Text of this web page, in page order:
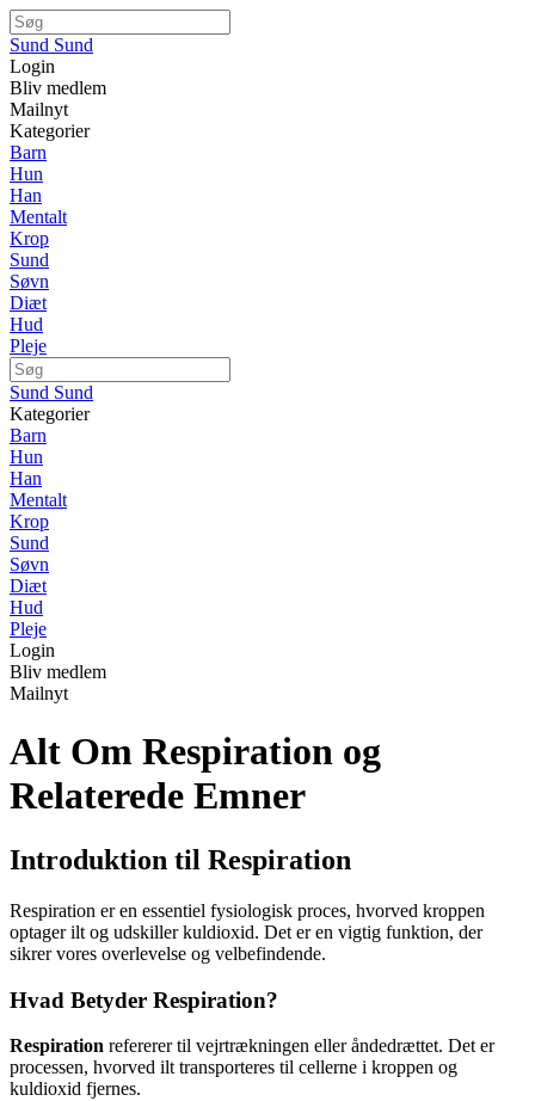
Sund Sund
Login
Bliv medlem
Mailnyt
Kategorier
Barn
Hun
Han
Mentalt
Krop
Sund
Søvn
Diæt
Hud
Pleje
Sund Sund
Kategorier
Barn
Hun
Han
Mentalt
Krop
Sund
Søvn
Diæt
Hud
Pleje
Login
Bliv medlem
Mailnyt
Alt Om Respiration og
Relaterede Emner
Introduktion til Respiration
Respiration er en essentiel fysiologisk proces, hvorved kroppen
optager ilt og udskiller kuldioxid. Det er en vigtig funktion, der
sikrer vores overlevelse og velbefindende.
Hvad Betyder Respiration?
Respiration refererer til vejrtrækningen eller åndedrættet. Det er
processen, hvorved ilt transporteres til cellerne i kroppen og
kuldioxid fjernes.